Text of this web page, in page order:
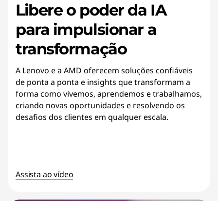
Libere o poder da IA
para impulsionar a
transformação
A Lenovo e a AMD oferecem soluções confiáveis
de ponta a ponta e insights que transformam a
forma como vivemos, aprendemos e trabalhamos,
criando novas oportunidades e resolvendo os
desafios dos clientes em qualquer escala.
Assista ao vídeo